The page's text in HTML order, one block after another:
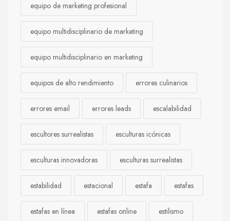
equipo de marketing profesional
equipo multidisciplinario de marketing
equipo multidisciplinario en marketing
equipos de alto rendimiento errores culinarios
errores email errores leads escalabilidad
escultores surrealistas esculturas icónicas
esculturas innovadoras esculturas surrealistas
estabilidad estacional estafa estafas
estafas en línea estafas online estilismo